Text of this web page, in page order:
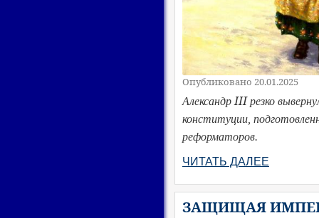
Опубликовано 20.01.2025
Александр IIIрезко
конституции,
реформаторов.
ЧИТАТЬ ДАЛЕЕ
ЗАЩИЩАЯ